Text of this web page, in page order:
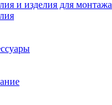
и изделия для монтажа